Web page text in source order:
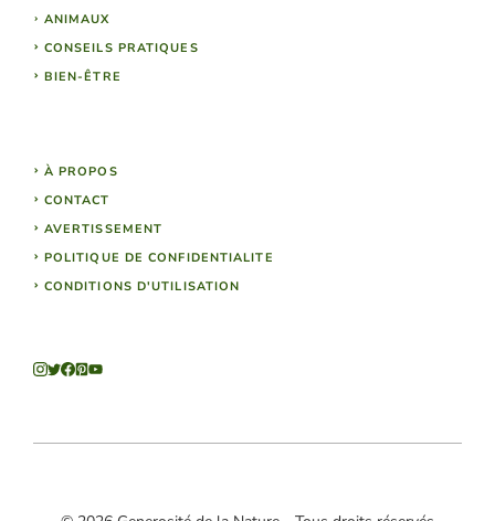
ANIMAUX
CONSEILS PRATIQUES
BIEN-ÊTRE
À PROPOS
CONTACT
AVERTISSEMENT
POLITIQUE DE CONFIDENTIALITE
CONDITIONS D'UTILISATION